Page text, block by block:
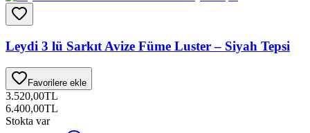
Leydi 3 lü Sarkıt Avize Füme Luster – Siyah Tepsi
Favorilere ekle
3.520,00TL
6.400,00TL
Stokta var